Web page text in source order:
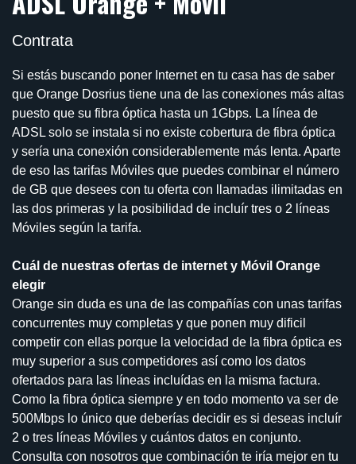
Contrata
Si estás buscando poner Internet en tu casa has de saber
que Orange Dosrius tiene una de las conexiones más altas
puesto que su fibra óptica hasta un 1Gbps. La línea de
ADSL solo se instala si no existe cobertura de fibra óptica
y sería una conexión considerablemente más lenta. Aparte
de eso las tarifas Móviles que puedes combinar el número
de GB que desees con tu oferta con llamadas ilimitadas en
las dos primeras y la posibilidad de incluír tres o 2 líneas
Móviles según la tarifa.
Cuál de nuestras ofertas de internet y Móvil Orange
elegir
Orange sin duda es una de las compañías con unas tarifas
concurrentes muy completas y que ponen muy dificil
competir con ellas porque la velocidad de la fibra óptica es
muy superior a sus competidores así como los datos
ofertados para las líneas incluídas en la misma factura.
Como la fibra óptica siempre y en todo momento va ser de
500Mbps lo único que deberías decidir es si deseas incluír
2 o tres líneas Móviles y cuántos datos en conjunto.
Consulta con nosotros que combinación te iría mejor en tu